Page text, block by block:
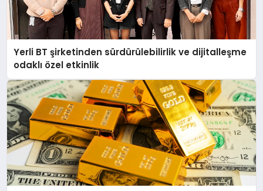
Yerli BT şirketinden sürdürülebilirlik ve dijitalleşme
odaklı özel etkinlik